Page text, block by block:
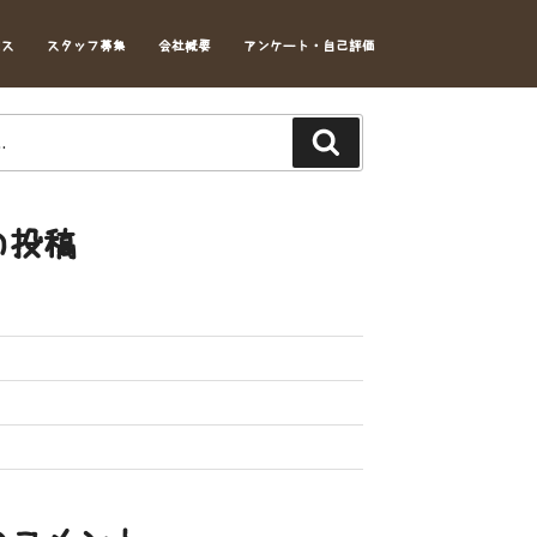
スタッフ募集 会社概要 アンケート・自己評価
投稿